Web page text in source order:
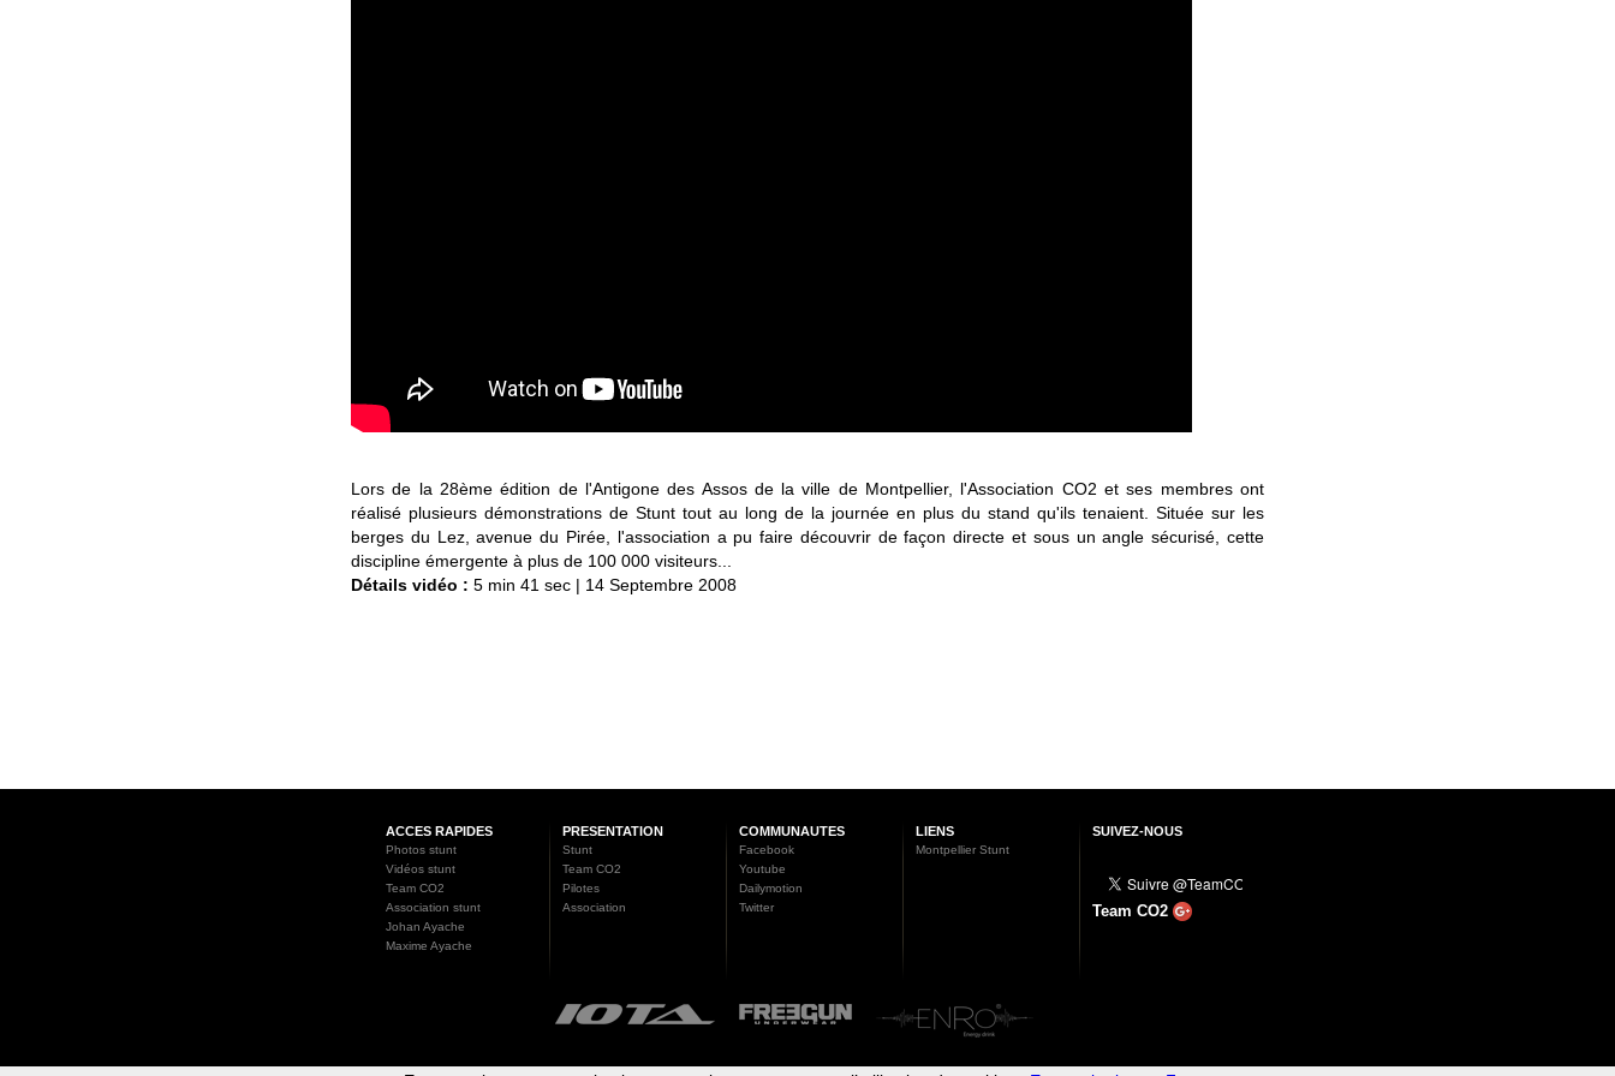
Lors de la 28ème édition de l'Antigone des Assos de la ville de Montpellier, l'Association CO2 et ses membres ont
réalisé plusieurs démonstrations de Stunt tout au long de la journée en plus du stand qu'ils tenaient. Située sur les
berges du Lez, avenue du Pirée, l'association a pu faire découvrir de façon directe et sous un angle sécurisé, cette
discipline émergente à plus de 100 000 visiteurs...
Détails vidéo : 5 min 41 sec | 14 Septembre 2008
ACCES RAPIDES
Photos stunt
Vidéos stunt
Team CO2
Association stunt
Johan Ayache
Maxime Ayache
PRESENTATION
Stunt
Team CO2
Pilotes
Association
COMMUNAUTES
Facebook
Youtube
Dailymotion
Twitter
LIENS
Montpellier Stunt
SUIVEZ-NOUS
Team CO2